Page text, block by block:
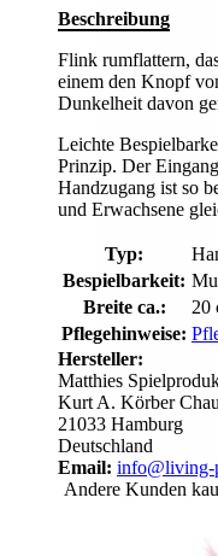
Beschreibung
Flink rumflattern,
einem den Knopf
Dunkelheit davon
Leichte
Prinzip. Der
Handzugang ist so
und Erwachsene
Typ:
Bespielbarkeit:
Breite ca.:
20
Pflegehinweise:
Hersteller:
Matthies
Kurt A. Körber
21033 Hamburg
Deutschland
Email: info@living-
Andere Kunden